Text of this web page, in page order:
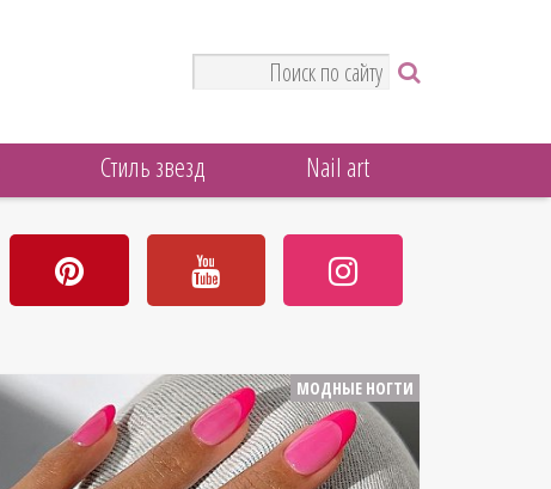
Стиль звезд Nail art
МОДНЫЕ НОГТИ